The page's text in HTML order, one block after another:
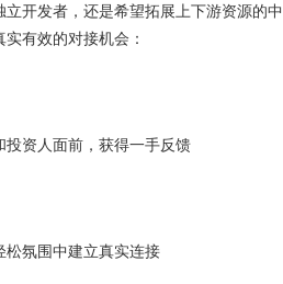
开发者，还是希望拓展上下游资源的中
有效的对接机会：
资人面前，获得一手反馈
松氛围中建立真实连接